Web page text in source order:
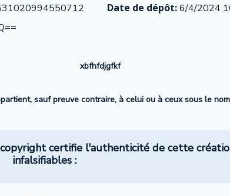
Date de dépôt:6/4/2024
xbfhfdjgfkf
sauf preuve contraire, à celui ou à ceux sous le
certifie l'authenticité de cette
infalsifiables :